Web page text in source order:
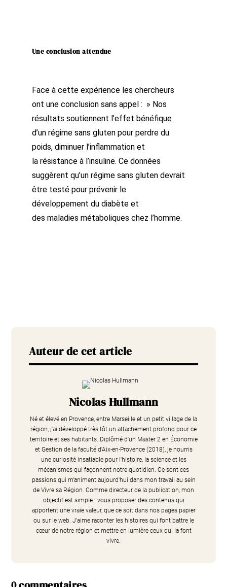
Une conclusion attendue
Face à cette expérience les chercheurs
ont une conclusion sans appel : » Nos
résultats soutiennent l’effet bénéfique
d’un régime sans gluten pour perdre du
poids, diminuer l’inflammation et
la résistance à l’insuline. Ce données
suggèrent qu’un régime sans gluten devrait
être testé pour prévenir le
développement du diabète et
des maladies métaboliques chez l’homme.
Auteur de cet article
Nicolas Hullmann
Né et élevé en Provence, entre Marseille et un petit village de la
région, j'ai développé très tôt un attachement profond pour ce
territoire et ses habitants. Diplômé d'un Master 2 en Économie
et Gestion de la faculté d'Aix-en-Provence (2018), je nourris
une curiosité insatiable pour l'histoire, la science et les
mécanismes qui façonnent notre quotidien. Ce sont ces
passions qui m'animent aujourd'hui dans mon travail au sein
de Vivre sa Région. Comme directeur de la publication, mon
objectif est simple : vous proposer des contenus qui
apportent une vraie valeur, que ce soit dans nos pages papier
ou sur le web. J'aime raconter les histoires qui font battre le
cœur de notre région et mettre en lumière ceux qui la font
vivre.